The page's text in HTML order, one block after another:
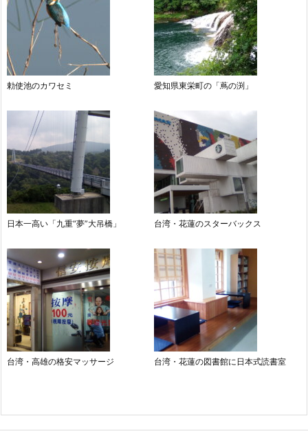
勅使池のカワセミ 愛知県東栄町の「蔦の渕」
日本一高い「九重“夢”大吊橋」 台湾・花蓮のスターバックス
台湾・高雄の格安マッサージ 台湾・花蓮の図書館に日本式読書室